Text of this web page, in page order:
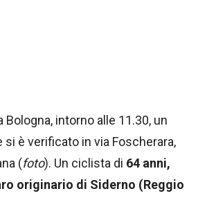
Bologna, intorno alle 11.30, un
è verificato in via Foscherara,
(foto). Un ciclista di 64 anni,
originario di Siderno (Reggio